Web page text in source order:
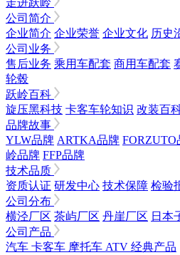
公司简介
企业简介 企业荣誉 企业文化 历史
公司业务
售后业务 乘用车配套 商用车配套
轮毂
跃岭百科
旋压黑科技 卡客车轮知识 改装百
品牌故事
YLW品牌 ARTKA品牌 FORZUTO
岭品牌 FFP品牌
技术品质
资质认证 研发中心 技术保障 检验
公司分布
横泾厂区 茶屿厂区 丹崖厂区 日本
公司产品
汽车 卡客车 摩托车 ATV 经典产品